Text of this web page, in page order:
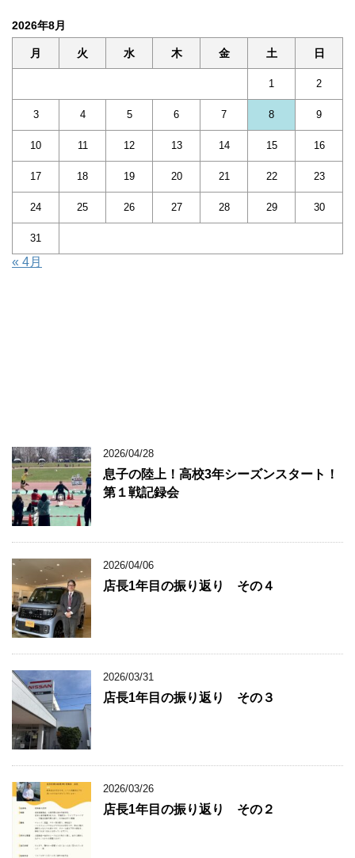
2026年8月
月 火 水 木 金 土 日
1 2
3 4 5 6 7 8 9
10 11 12 13 14 15 16
17 18 19 20 21 22 23
24 25 26 27 28 29 30
31
« 4月
2026/04/28
息子の陸上！高校3年シーズンスタート！
第１戦記録会
2026/04/06
店長1年目の振り返り その４
2026/03/31
店長1年目の振り返り その３
2026/03/26
店長1年目の振り返り その２